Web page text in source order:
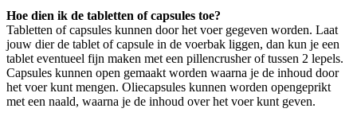
Hoe dien ik de tabletten of capsules toe?
Tabletten of capsules kunnen door het voer gegeven worden. Laat
jouw dier de tablet of capsule in de voerbak liggen, dan kun je een
tablet eventueel fijn maken met een pillencrusher of tussen 2 lepels.
Capsules kunnen open gemaakt worden waarna je de inhoud door
het voer kunt mengen. Oliecapsules kunnen worden opengeprikt
met een naald, waarna je de inhoud over het voer kunt geven.